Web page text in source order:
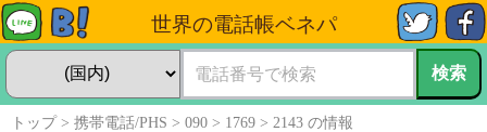
世界の電話帳ベネパ
トップ 携帯電話/PHS 090 1769 2143 の情報